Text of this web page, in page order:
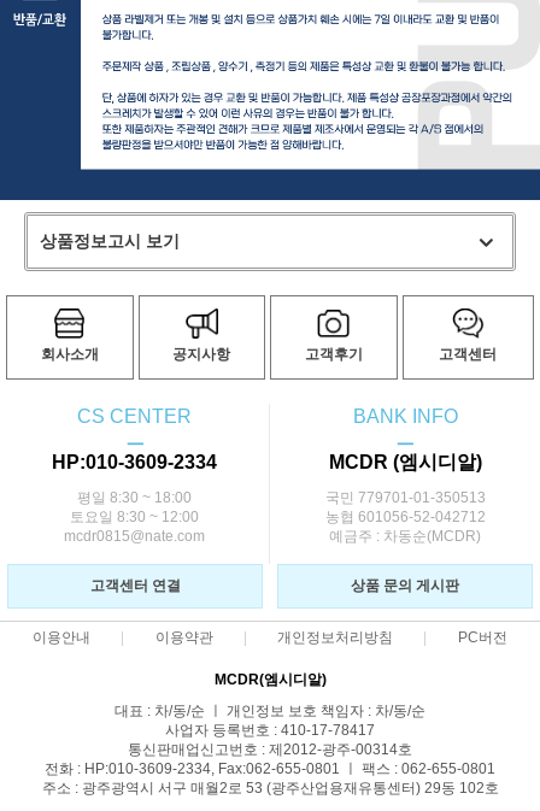
상품정보고시 보기
회사소개 공지사항 고객후기 고객센터
CS CENTER
ㅡ
HP:010-3609-2334
평일 8:30 ~ 18:00
토요일 8:30 ~ 12:00
mcdr0815@nate.com
BANK INFO
ㅡ
MCDR (엠시디알)
국민 779701-01-350513
농협 601056-52-042712
예금주 : 차동순(MCDR)
고객센터 연결 상품 문의 게시판
이용안내 이용약관 개인정보처리방침 PC버전
MCDR(엠시디알)
대표 : 차/동/순 ㅣ 개인정보 보호 책임자 : 차/동/순
사업자 등록번호 : 410-17-78417
통신판매업신고번호 : 제2012-광주-00314호
전화 : HP:010-3609-2334, Fax:062-655-0801 ㅣ 팩스 : 062-655-0801
주소 : 광주광역시 서구 매월2로 53 (광주산업용재유통센터) 29동 102호